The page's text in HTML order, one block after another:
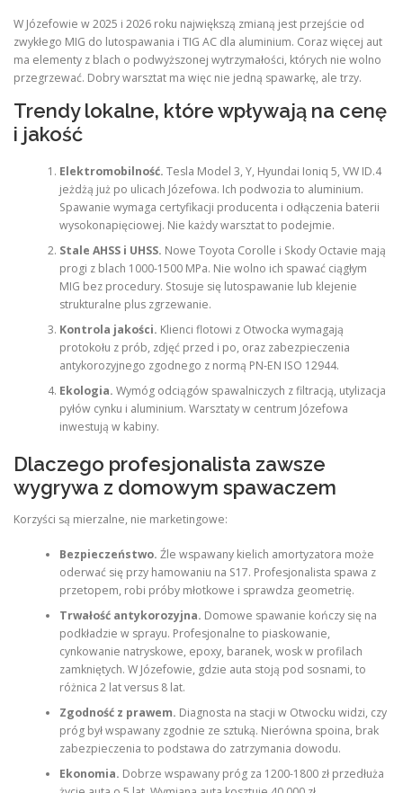
W Józefowie w 2025 i 2026 roku największą zmianą jest przejście od
zwykłego MIG do lutospawania i TIG AC dla aluminium. Coraz więcej aut
ma elementy z blach o podwyższonej wytrzymałości, których nie wolno
przegrzewać. Dobry warsztat ma więc nie jedną spawarkę, ale trzy.
Trendy lokalne, które wpływają na cenę
i jakość
Elektromobilność. Tesla Model 3, Y, Hyundai Ioniq 5, VW ID.4
jeżdżą już po ulicach Józefowa. Ich podwozia to aluminium.
Spawanie wymaga certyfikacji producenta i odłączenia baterii
wysokonapięciowej. Nie każdy warsztat to podejmie.
Stale AHSS i UHSS. Nowe Toyota Corolle i Skody Octavie mają
progi z blach 1000-1500 MPa. Nie wolno ich spawać ciągłym
MIG bez procedury. Stosuje się lutospawanie lub klejenie
strukturalne plus zgrzewanie.
Kontrola jakości. Klienci flotowi z Otwocka wymagają
protokołu z prób, zdjęć przed i po, oraz zabezpieczenia
antykorozyjnego zgodnego z normą PN-EN ISO 12944.
Ekologia. Wymóg odciągów spawalniczych z filtracją, utylizacja
pyłów cynku i aluminium. Warsztaty w centrum Józefowa
inwestują w kabiny.
Dlaczego profesjonalista zawsze
wygrywa z domowym spawaczem
Korzyści są mierzalne, nie marketingowe:
Bezpieczeństwo. Źle wspawany kielich amortyzatora może
oderwać się przy hamowaniu na S17. Profesjonalista spawa z
przetopem, robi próby młotkowe i sprawdza geometrię.
Trwałość antykorozyjna. Domowe spawanie kończy się na
podkładzie w sprayu. Profesjonalne to piaskowanie,
cynkowanie natryskowe, epoxy, baranek, wosk w profilach
zamkniętych. W Józefowie, gdzie auta stoją pod sosnami, to
różnica 2 lat versus 8 lat.
Zgodność z prawem. Diagnosta na stacji w Otwocku widzi, czy
próg był wspawany zgodnie ze sztuką. Nierówna spoina, brak
zabezpieczenia to podstawa do zatrzymania dowodu.
Ekonomia. Dobrze wspawany próg za 1200-1800 zł przedłuża